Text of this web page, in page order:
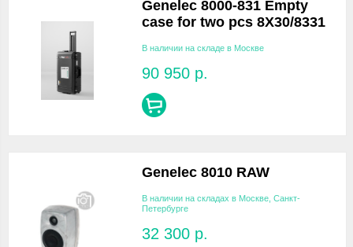
Genelec 8000-831 Empty
case for two pcs 8X30/8331
В наличии на складе в Москве
90 950 р.
Genelec 8010 RAW
В наличии на складах в Москве, Санкт-
Петербурге
32 300 р.